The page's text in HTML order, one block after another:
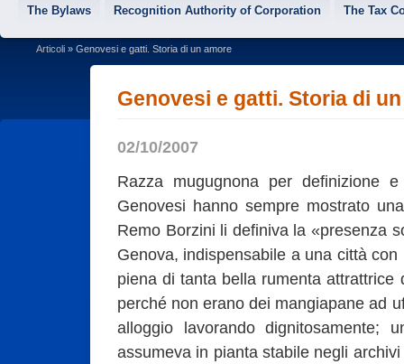
The Bylaws Recognition Authority of Corporation The Tax
Articoli » Genovesi e gatti. Storia di un amore
Genovesi e gatti. Storia di
02/10/2007
Razza mugugnona per definizione
Genovesi hanno sempre mostrato
Remo Borzini li definiva la «presenza
Genova, indispensabile a una città
piena di tanta bella rumenta
perché non erano dei mangiapane ad
alloggio lavorando dignitosamente;
assumeva in pianta stabile negli